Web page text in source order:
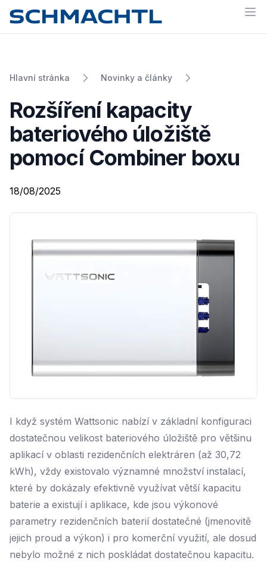
Hlavní stránka Novinky a články
Rozšíření kapacity
bateriového úložiště
pomocí Combiner boxu
18/08/2025
I když systém Wattsonic nabízí v základní konfiguraci
dostatečnou velikost bateriového úložiště pro většinu
aplikací v oblasti rezidenčních elektráren (až 30,72
kWh), vždy existovalo významné množství instalací,
které by dokázaly efektivně využívat větší kapacitu
baterie a existují i aplikace, kde jsou výkonové
parametry rezidenčních baterií dostatečné (jmenovitě
jejich proud a výkon) i pro komerční využití, ale dosud
nebylo možné z nich poskládat dostatečnou kapacitu.